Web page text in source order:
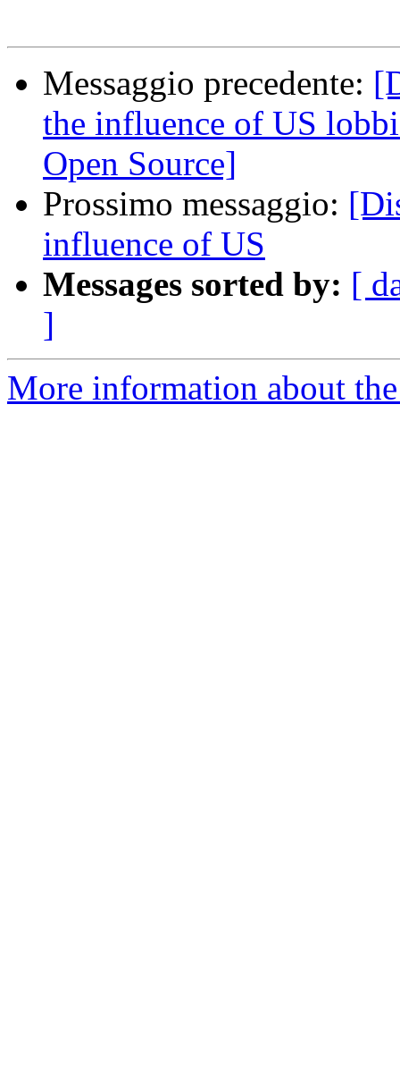
Messaggio precedente:
the influence of US
Open Source]
Prossimo messaggio:
influence of US
Messages sorted by: [
]
More information about